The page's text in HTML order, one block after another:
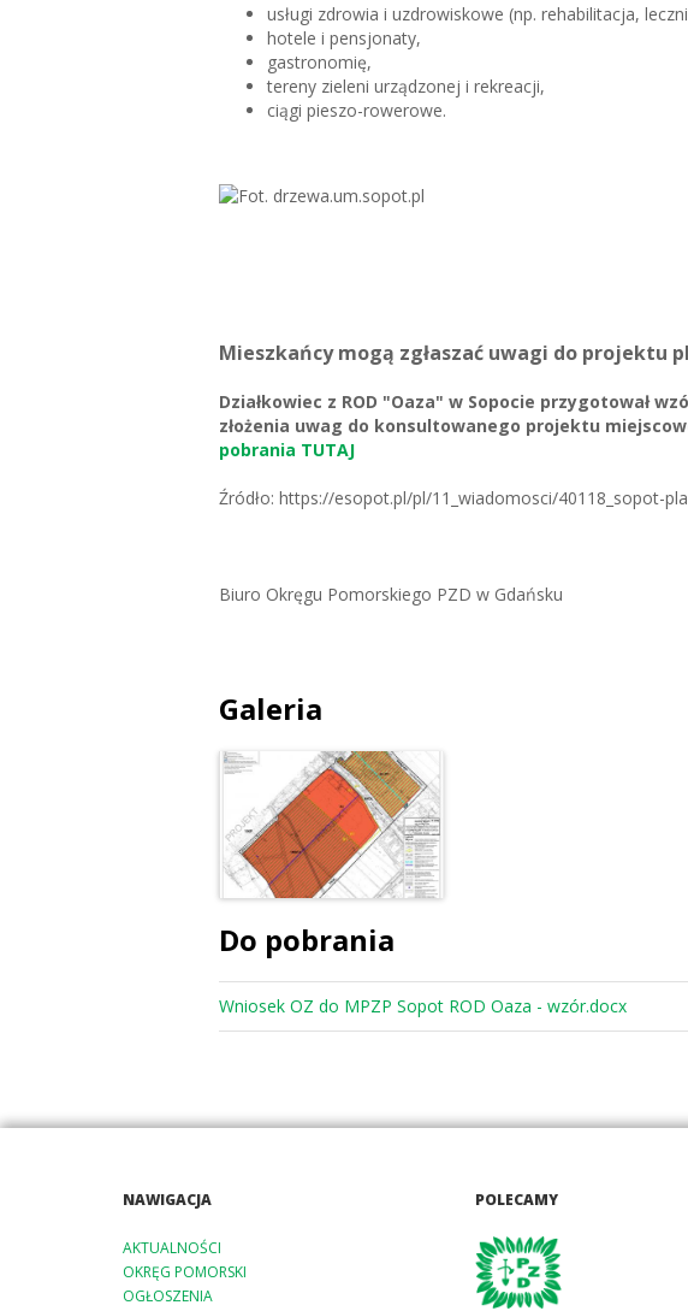
usługi zdrowia i uzdrowiskowe (np. rehabilitacja,
hotele i pensjonaty,
gastronomię,
tereny zieleni urządzonej i rekreacji,
ciągi pieszo-rowerowe.
Mieszkańcy mogą zgłaszać uwagi do projektu
Działkowiec z ROD "Oaza" w Sopocie przygotował
złożenia uwag do konsultowanego projektu
pobrania TUTAJ
Źródło: https://esopot.pl/pl/11_wiadomosci/40118_sopot-
Biuro Okręgu Pomorskiego PZD w Gdańsku
Galeria
Do pobrania
Wniosek OZ do MPZP Sopot ROD Oaza - wzór.docx
NAWIGACJA
AKTUALNOŚCI
OKRĘG POMORSKI
OGŁOSZENIA
POLECAMY